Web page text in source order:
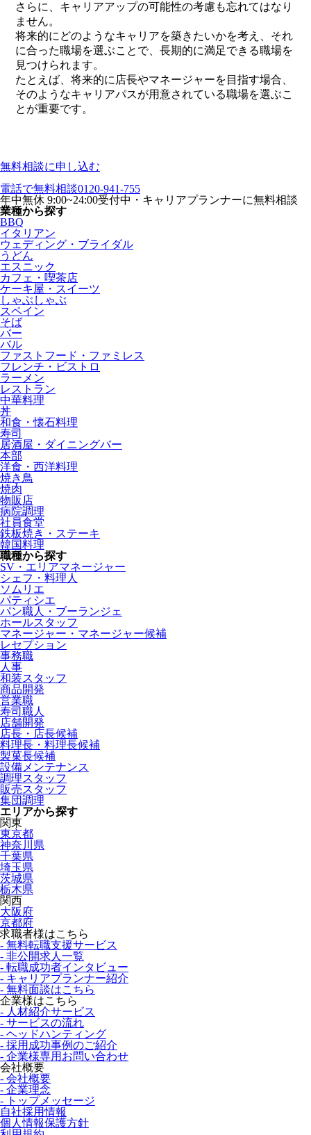
さらに、キャリアアップの可能性の考慮も忘れてはなり
ません。
将来的にどのようなキャリアを築きたいかを考え、それ
に合った職場を選ぶことで、長期的に満足できる職場を
見つけられます。
たとえば、将来的に店長やマネージャーを目指す場合、
そのようなキャリアパスが用意されている職場を選ぶこ
とが重要です。
無料相談に申し込む
電話で無料相談0120-941-755
年中無休 9:00~24:00受付中・キャリアプランナーに無料相談
業種から探す
BBQ
イタリアン
ウェディング・ブライダル
うどん
エスニック
カフェ・喫茶店
ケーキ屋・スイーツ
しゃぶしゃぶ
スペイン
そば
バー
バル
ファストフード・ファミレス
フレンチ・ビストロ
ラーメン
レストラン
中華料理
丼
和食・懐石料理
寿司
居酒屋・ダイニングバー
本部
洋食・西洋料理
焼き鳥
焼肉
物販店
病院調理
社員食堂
鉄板焼き・ステーキ
韓国料理
職種から探す
SV・エリアマネージャー
シェフ・料理人
ソムリエ
パティシエ
パン職人・ブーランジェ
ホールスタッフ
マネージャー・マネージャー候補
レセプション
事務職
人事
和装スタッフ
商品開発
営業職
寿司職人
店舗開発
店長・店長候補
料理長・料理長候補
製菓長候補
設備メンテナンス
調理スタッフ
販売スタッフ
集団調理
エリアから探す
関東
東京都
神奈川県
千葉県
埼玉県
茨城県
栃木県
関西
大阪府
京都府
求職者様はこちら
- 無料転職支援サービス
- 非公開求人一覧
- 転職成功者インタビュー
- キャリアプランナー紹介
- 無料面談はこちら
企業様はこちら
- 人材紹介サービス
- サービスの流れ
- ヘッドハンティング
- 採用成功事例のご紹介
- 企業様専用お問い合わせ
会社概要
- 会社概要
- 企業理念
- トップメッセージ
自社採用情報
個人情報保護方針